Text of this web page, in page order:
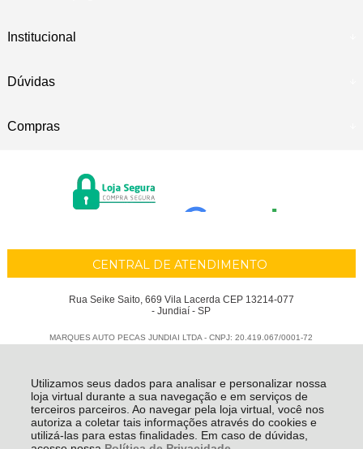
Utilizamos seus dados para analisar e personalizar nossa
loja virtual durante a sua navegação e em serviços de
terceiros parceiros. Ao navegar pela loja virtual, você nos
autoriza a coletar tais informações através do cookies e
utilizá-las para estas finalidades. Em caso de dúvidas,
Institucional
Dúvidas
Compras
CENTRAL DE ATENDIMENTO
Rua Seike Saito, 669 Vila Lacerda CEP 13214-077
- Jundiaí - SP
MARQUES AUTO PECAS JUNDIAI LTDA - CNPJ: 20.419.067/0001-72